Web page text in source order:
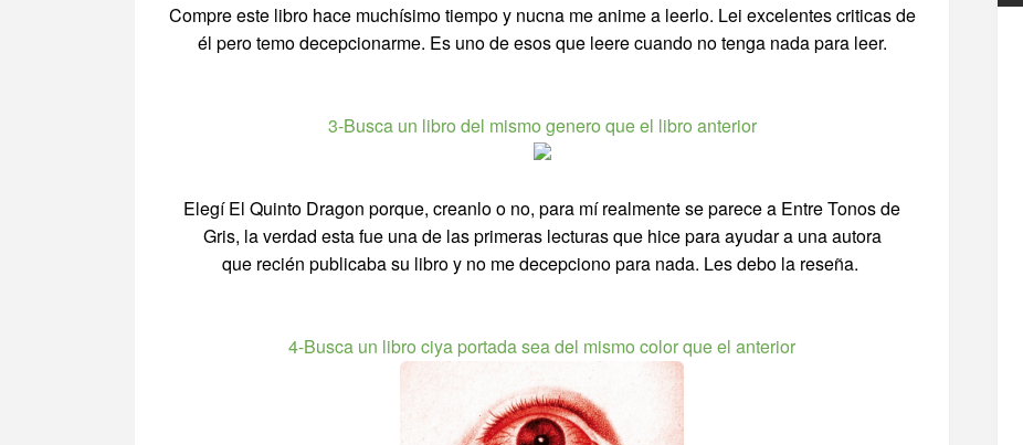
Compre este libro hace muchísimo tiempo y nucna me anime a leerlo. Lei excelentes criticas de
él pero temo decepcionarme. Es uno de esos que leere cuando no tenga nada para leer.
3-Busca un libro del mismo genero que el libro anterior
Elegí El Quinto Dragon porque, creanlo o no, para mí realmente se parece a Entre Tonos de
Gris, la verdad esta fue una de las primeras lecturas que hice para ayudar a una autora
que recién publicaba su libro y no me decepciono para nada. Les debo la reseña.
4-Busca un libro ciya portada sea del mismo color que el anterior